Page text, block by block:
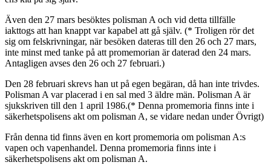
Även den 27 mars besöktes polisman A och vid detta tillfälle
iakttogs att han knappt var kapabel att gå själv. (* Troligen rör det
sig om felskrivningar, när besöken dateras till den 26 och 27 mars,
inte minst med tanke på att promemorian är daterad den 24 mars.
Antagligen avses den 26 och 27 februari.)
Den 28 februari skrevs han ut på egen begäran, då han inte trivdes.
Polisman A var placerad i en sal med 3 äldre män. Polisman A är
sjukskriven till den 1 april 1986.(* Denna promemoria finns inte i
säkerhetspolisens akt om polisman A, se vidare nedan under Övrigt)
Från denna tid finns även en kort promemoria om polisman A:s
vapen och vapenhandel. Denna promemoria finns inte i
säkerhetspolisens akt om polisman A.